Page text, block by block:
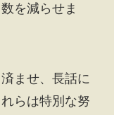
を減らせま
ませ、長話に
らは特別な努